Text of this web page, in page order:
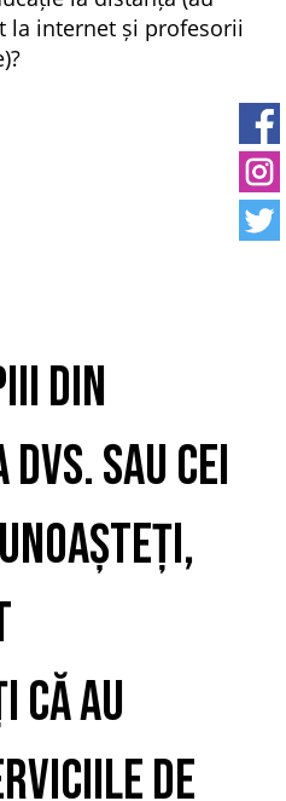
la internet și profesorii
din
sau cei
că au
de